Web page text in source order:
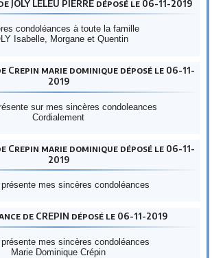
JOLY LELEU PIERRE déposé le 06-11-2019
condoléances à toute la famille
Isabelle, Morgane et Quentin
Crepin marie dominique déposé le 06-11-
2019
sur mes sincères condoleances
Cordialement
Crepin marie dominique déposé le 06-11-
2019
mes sincères condoléances
de CREPIN déposé le 06-11-2019
mes sincères condoléances
Marie Dominique Crépin